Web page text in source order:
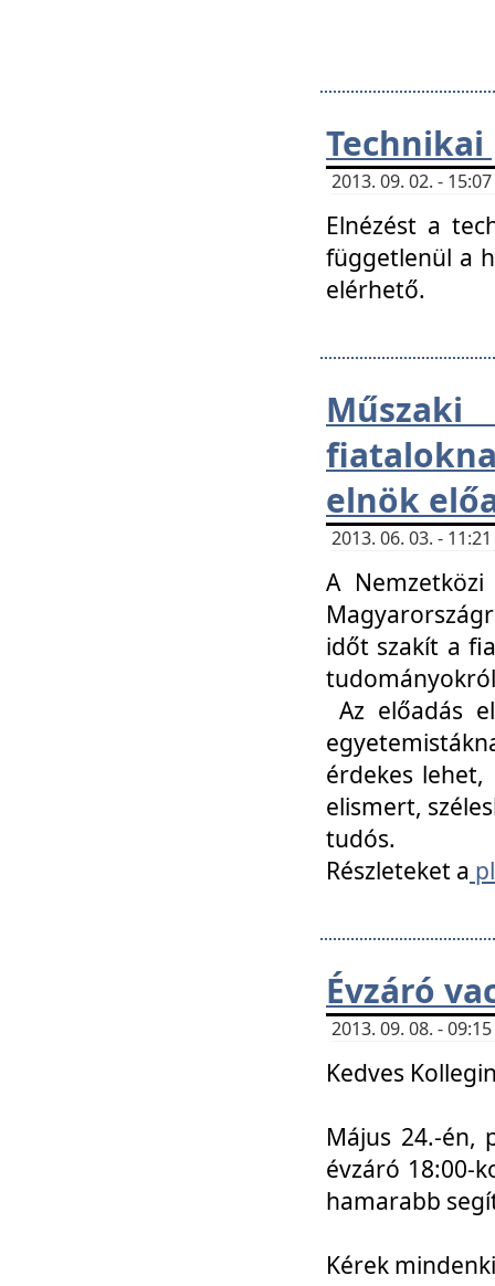
2013. 09. 02. -
Elnézést a
függetlenül a
elérhető.
elnök
2013. 06. 03. -
A
időt szakít a
Az előadás
érdekes lehet,
elismert,
tudós.
Részleteket a
Évzáró
2013. 09. 08. -
Kedves
Május 24.-én,
évzáró 18:00-
hamarabb
Kérek